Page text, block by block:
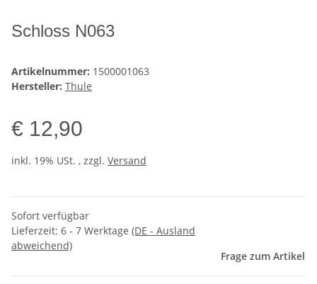
Schloss N063
Artikelnummer: 1500001063
Hersteller: Thule
€ 12,90
inkl. 19% USt. , zzgl. Versand
Sofort verfügbar
Lieferzeit: 6 - 7 Werktage (DE - Ausland
abweichend)
Frage zum Artikel